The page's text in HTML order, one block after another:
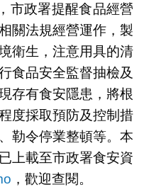
市政署提醒食品經營
關法規經營運作，製
衛生，注意用具的清
食品安全監督抽檢及
存有食安隱患，將根
度採取預防及控制措
勒令停業整頓等。本
上載至市政署食安資
，歡迎查閱。